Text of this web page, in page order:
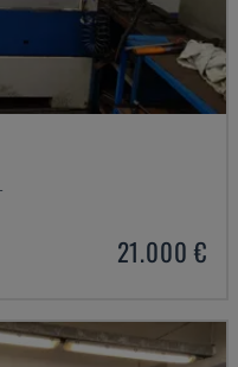
21.000 €